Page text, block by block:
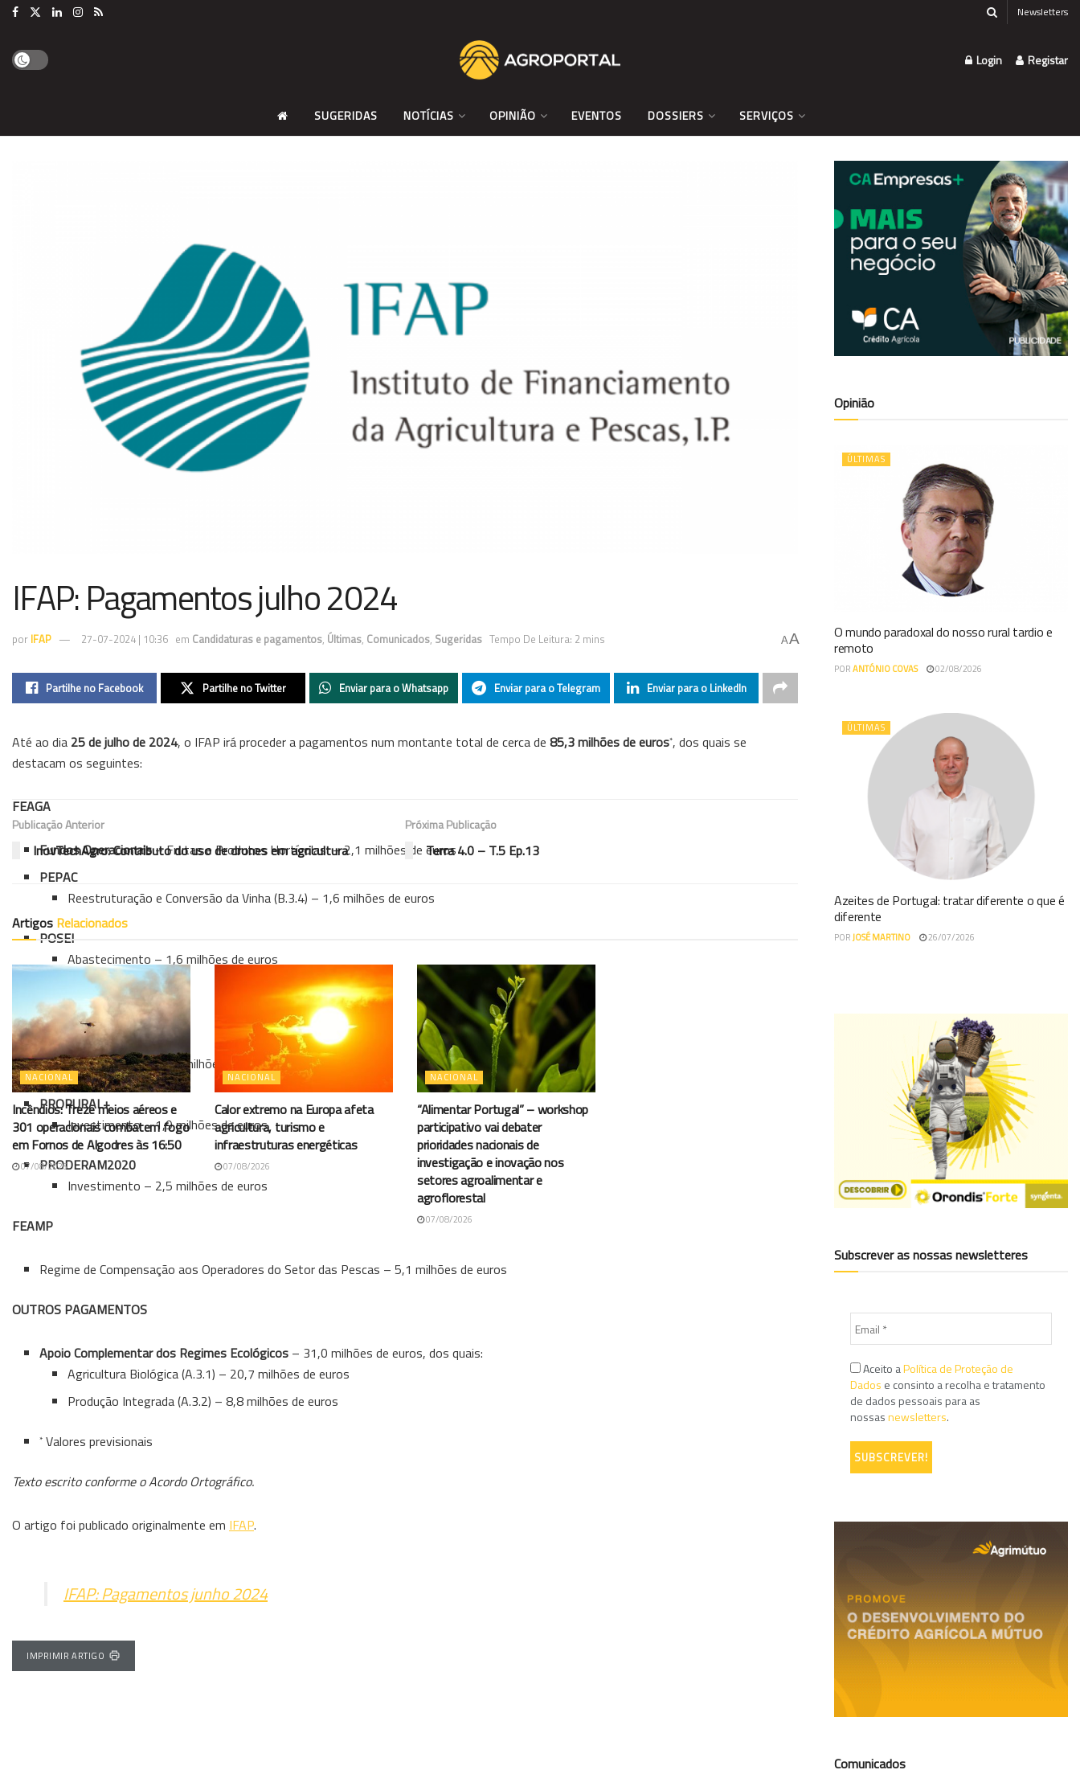
Newsletters
Login Registar
SUGERIDAS NOTÍCIAS OPINIÃO EVENTOS DOSSIERS SERVIÇOS
IFAP: Pagamentos julho 2024
por IFAP 27-07-2024 | 10:36 em Candidaturas e pagamentos, Últimas, Comunicados, Sugeridas Tempo De Leitura: 2 mins AA
Partilhe no Facebook Partilhe no Twitter Enviar para o Whatsapp Enviar para o Telegram Enviar para o LinkedIn
Até ao dia 25 de julho de 2024, o IFAP irá proceder a pagamentos num montante total de cerca de 85,3 milhões de euros*, dos quais se
destacam os seguintes:
FEAGA
Fundos Operacionais– Frutas e Produtos Hortícolas – 2,1 milhões de euros
PEPAC
Reestruturação e Conversão da Vinha (B.3.4) – 1,6 milhões de euros
POSEI
Abastecimento – 1,6 milhões de euros
FEADER
PDR2020
Investimento – 33,1 milhões de euros
PRORURAL+
Investimento – 1,9 milhões de euros
PRODERAM2020
Investimento – 2,5 milhões de euros
FEAMP
Regime de Compensação aos Operadores do Setor das Pescas – 5,1 milhões de euros
OUTROS PAGAMENTOS
Apoio Complementar dos Regimes Ecológicos – 31,0 milhões de euros, dos quais:
Agricultura Biológica (A.3.1) – 20,7 milhões de euros
Produção Integrada (A.3.2) – 8,8 milhões de euros
* Valores previsionais
Texto escrito conforme o Acordo Ortográfico.
O artigo foi publicado originalmente em IFAP.
IFAP: Pagamentos junho 2024
IMPRIMIR ARTIGO
Publicação Anterior
InovTechAgro: Contributo do uso de drones em agricultura
Próxima Publicação
Terra 4.0 – T.5 Ep.13
Artigos Relacionados
NACIONAL
Incêndios: Treze meios aéreos e
301 operacionais combatem fogo
em Fornos de Algodres às 16:50
07/08/2026
NACIONAL
Calor extremo na Europa afeta
agricultura, turismo e
infraestruturas energéticas
07/08/2026
NACIONAL
“Alimentar Portugal” – workshop
participativo vai debater
prioridades nacionais de
investigação e inovação nos
setores agroalimentar e
agroflorestal
07/08/2026
Opinião
ÚLTIMAS
O mundo paradoxal do nosso rural tardio e
remoto
PORANTÓNIO COVAS 02/08/2026
ÚLTIMAS
Azeites de Portugal: tratar diferente o que é
diferente
PORJOSÉ MARTINO 26/07/2026
Subscrever as nossas newsletteres
Aceito aPolítica de Proteção de
Dados e consinto a recolha e tratamento
de dados pessoais para as
nossasnewsletters.
Comunicados